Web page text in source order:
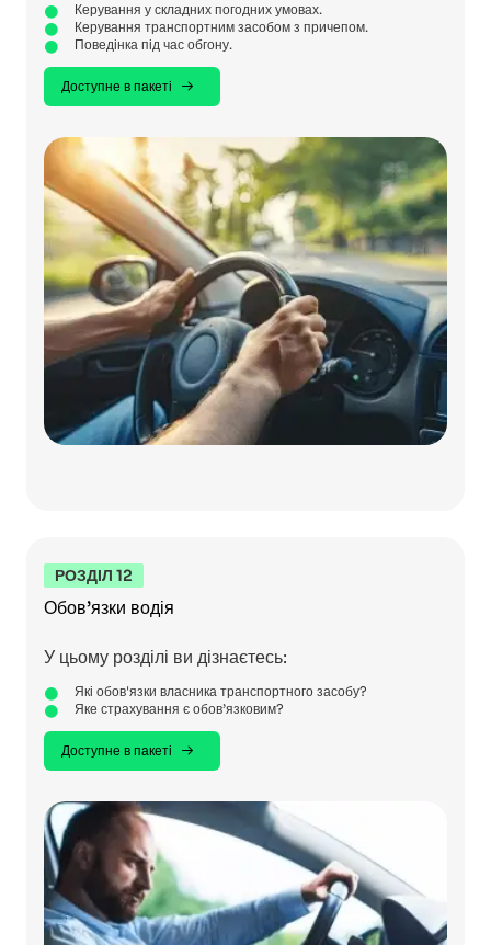
Керування у складних погодних умовах.
Керування транспортним засобом з причепом.
Поведінка під час обгону.
Доступне в пакеті
РОЗДІЛ 12
Обов’язки водія
У цьому розділі ви дізнаєтесь:
Які обов'язки власника транспортного засобу?
Яке страхування є обов’язковим?
Доступне в пакеті